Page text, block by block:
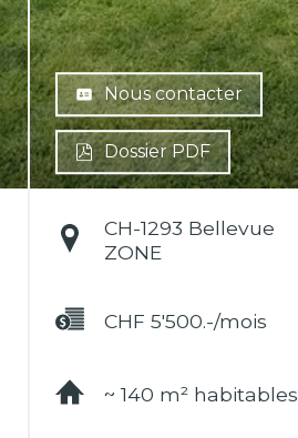
Nous contacter
Dossier PDF
CH-1293 Bellevue
ZONE
CHF 5'500.-/mois
~ 140 m² habitables